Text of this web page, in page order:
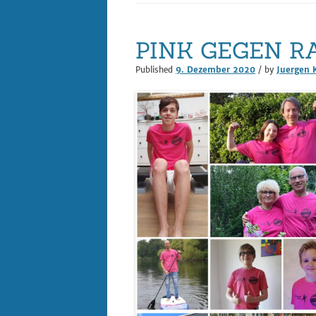
Digitalisierung im
Impressum
PINK GEGEN
Published 9. Dezember 2020 / by Juergen